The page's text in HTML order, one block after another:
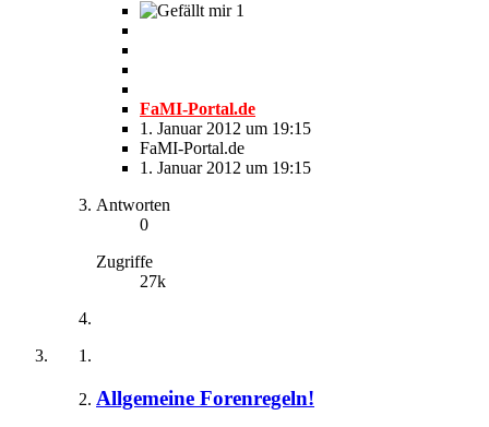
1
FaMI-Portal.de
1. Januar 2012 um 19:15
FaMI-Portal.de
1. Januar 2012 um 19:15
Antworten
0
Zugriffe
27k
Allgemeine Forenregeln!